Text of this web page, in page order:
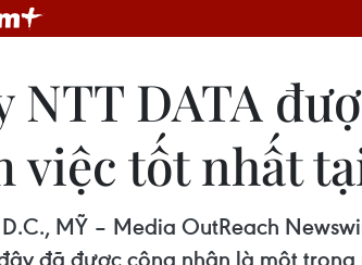
NTT DATA
việc tốt nhất
MỸ – Media OutReach
đã được công nhận là một